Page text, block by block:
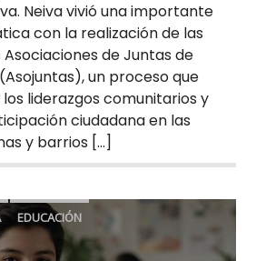
Neiva vivió una importante
con la realización de las
de Juntas de
un proceso que
liderazgos comunitarios y
ciudadana en las
y barrios […]
EDUCACIÓN